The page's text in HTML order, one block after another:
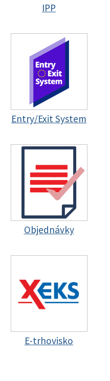
IPP
Entry/Exit System
Objednávky
E-trhovisko